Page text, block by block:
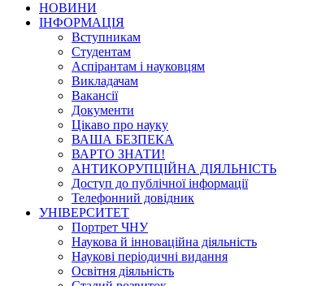
НОВИНИ
ІНФОРМАЦІЯ
Вступникам
Студентам
Аспірантам і науковцям
Викладачам
Вакансії
Документи
Цікаво про науку
ВАША БЕЗПЕКА
ВАРТО ЗНАТИ!
АНТИКОРУПЦІЙНА ДІЯЛЬНІСТЬ
Доступ до публічної інформації
Телефонний довідник
УНІВЕРСИТЕТ
Портрет ЧНУ
Наукова й інноваційна діяльність
Наукові періодичні видання
Освітня діяльність